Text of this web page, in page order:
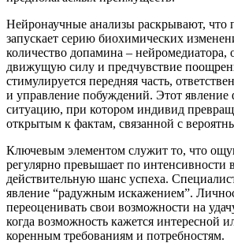
Нейронаучные анализы раскрывают, что
запускает серию биохимических
количество допамина – нейромедиатора,
движущую силу и предчувствие
стимулируется передняя часть,
и управление побуждений. Этот явление
ситуацию, при котором индивид
открытым к фактам, связанной с
Ключевым элементом служит то, что
регулярно превышает по интенсивности
действительную шанс успеха.
явление “радужным искажением”.
переоценивать свои возможности на
когда возможность кажется интересной
коренным требованиям и потребностям.